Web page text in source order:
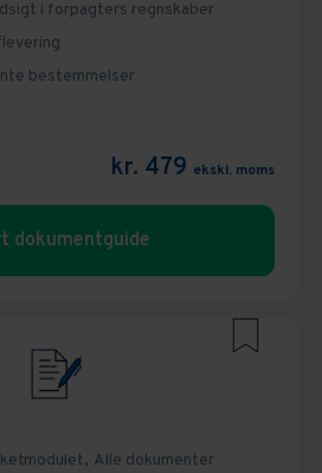
i forpagters regnskaber
bestemmelser
kr. 479 ekskl. moms
dokumentguide
Alle dokumenter